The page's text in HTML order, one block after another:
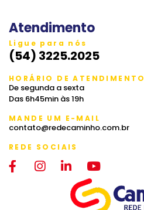
Atendimento
Ligue para nós
(54) 3225.2025
HORÁRIO DE ATENDIMENTO
De segunda a sexta
Das 6h45min às 19h
MANDE UM E-MAIL
contato@redecaminho.com.br
REDE SOCIAIS